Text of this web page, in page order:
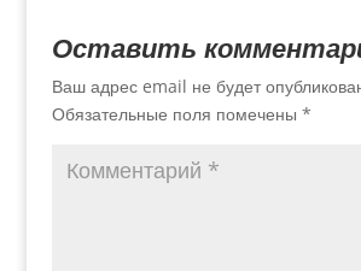
Оставить
Ваш адрес email не будет
Обязательные поля помечены *